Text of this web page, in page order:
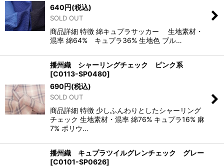
640円(税込)
SOLD OUT
商品詳細 特徴 綿キュプラサッカー 生地素材・
混率 綿64% キュプラ36% 生地色 ブル…
播州織 シャーリングチェック ピンク系
[C0113-SP0480]
690円(税込)
SOLD OUT
商品詳細 特徴 少しふんわりとしたシャーリング
チェック 生地素材・混率 綿76% キュプラ16% 麻
7% ポリウ…
播州織 キュプラツイルグレンチェック グレー
[C0101-SP0626]